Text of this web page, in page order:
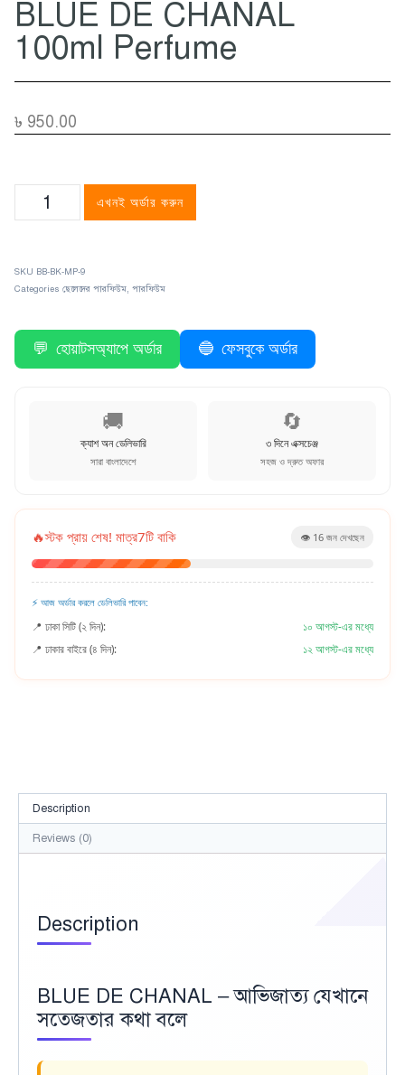
BLUE DE CHANAL
100ml Perfume
৳ 950.00
এখনই অর্ডার করুন
SKU BB-BK-MP-9
Categories ছেলেদের পারফিউম, পারফিউম
💬 হোয়াটসঅ্যাপে অর্ডার 🔵 ফেসবুকে অর্ডার
🚚
ক্যাশ অন ডেলিভারি
সারা বাংলাদেশে
🔄
৩ দিনে এক্সচেঞ্জ
সহজ ও দ্রুত অফার
🔥স্টক প্রায় শেষ! মাত্র7টি বাকি 👁️ 16 জন দেখছেন
⚡ আজ অর্ডার করলে ডেলিভারি পাবেন:
📍 ঢাকা সিটি (২ দিন):
১০ আগস্ট-এর মধ্যে
📍 ঢাকার বাইরে (৪ দিন):
১২ আগস্ট-এর মধ্যে
Description
Reviews (0)
Description
BLUE DE CHANAL – আভিজাত্য যেখানে
সতেজতার কথা বলে